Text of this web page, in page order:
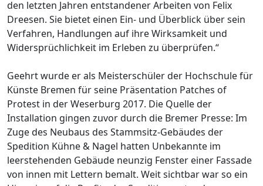
den letzten Jahren entstandener Arbeiten von Felix
Dreesen. Sie bietet einen Ein- und Überblick über sein
Verfahren, Handlungen auf ihre Wirksamkeit und
Widersprüchlichkeit im Erleben zu überprüfen.“
Geehrt wurde er als Meisterschüler der Hochschule für
Künste Bremen für seine Präsentation Patches of
Protest in der Weserburg 2017. Die Quelle der
Installation gingen zuvor durch die Bremer Presse: Im
Zuge des Neubaus des Stammsitz-Gebäudes der
Spedition Kühne & Nagel hatten Unbekannte im
leerstehenden Gebäude neunzig Fenster einer Fassade
von innen mit Lettern bemalt. Weit sichtbar war so ein